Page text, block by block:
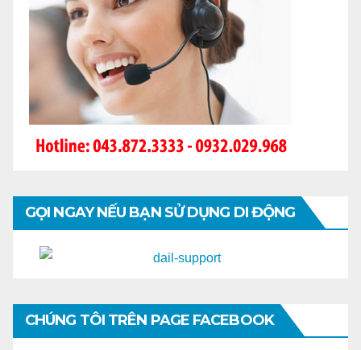
GỌI NGAY NẾU BẠN SỬ DỤNG DI ĐỘNG
CHÚNG TÔI TRÊN PAGE FACEBOOK